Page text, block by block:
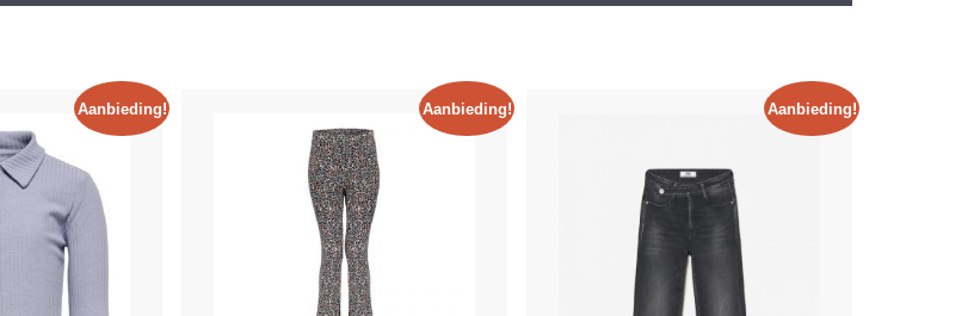
Aanbieding! Aanbieding! Aanbieding!